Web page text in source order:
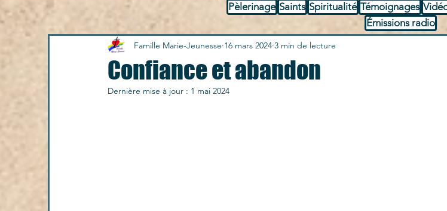
Confiance et abandon
Famille Marie-Jeunesse 16 mars 2024 3 min de lecture
Dernière mise à jour : 1 mai 2024
Pèlerinage Saints Spiritualité Témoignages
Émissions radio